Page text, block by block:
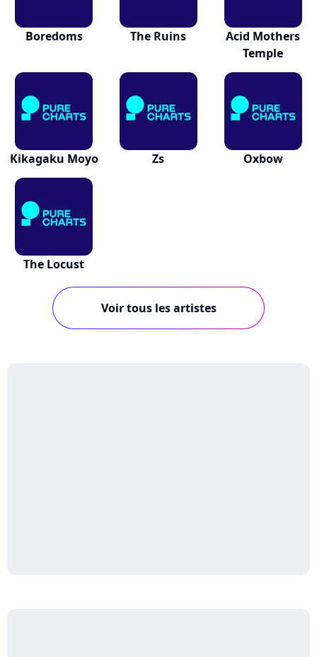
Boredoms The Ruins
Acid Mothers
Temple
Kikagaku Moyo Zs Oxbow
The Locust
Voir tous les artistes